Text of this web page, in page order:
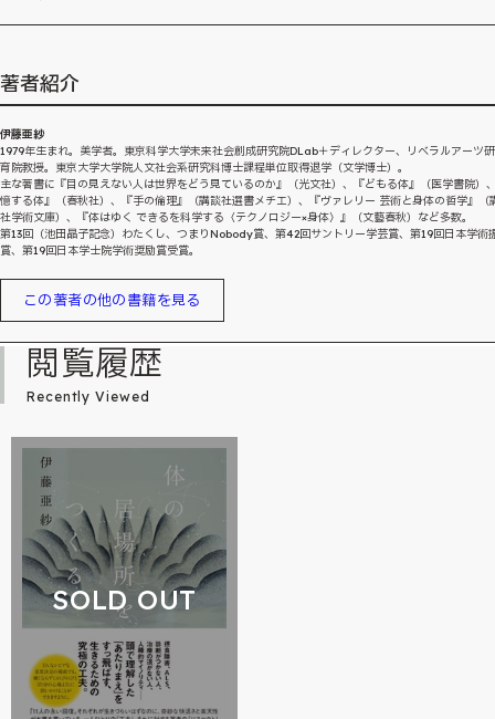
著者紹介
伊藤亜紗
1979年生まれ。美学者。東京科学大学未来社会創成研究院DLab＋ディレクター、リベラルアーツ
育院教授。東京大学大学院人文社会系研究科博士課程単位取得退学（文学博士）。
主な著書に『目の見えない人は世界をどう見ているのか』（光文社）、『どもる体』（医学書院）
憶する体』（春秋社）、『手の倫理』（講談社選書メチエ）、『ヴァレリー 芸術と身体の哲学』（
社学術文庫）、『体はゆく できるを科学する〈テクノロジー×身体〉』（文藝春秋）など多数。
第13回（池田晶子記念）わたくし、つまりNobody賞、第42回サントリー学芸賞、第19回日本学術
賞、第19回日本学士院学術奨励賞受賞。
この著者の他の書籍を見る
閲覧履歴
Recently Viewed
SOLD OUT